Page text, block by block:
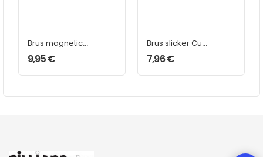
Brus magnetic
dyn
9,95€
Brus slicker Cue
Cube
7,96€